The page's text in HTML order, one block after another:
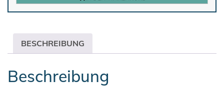
BESCHREIBUNG
Beschreibung